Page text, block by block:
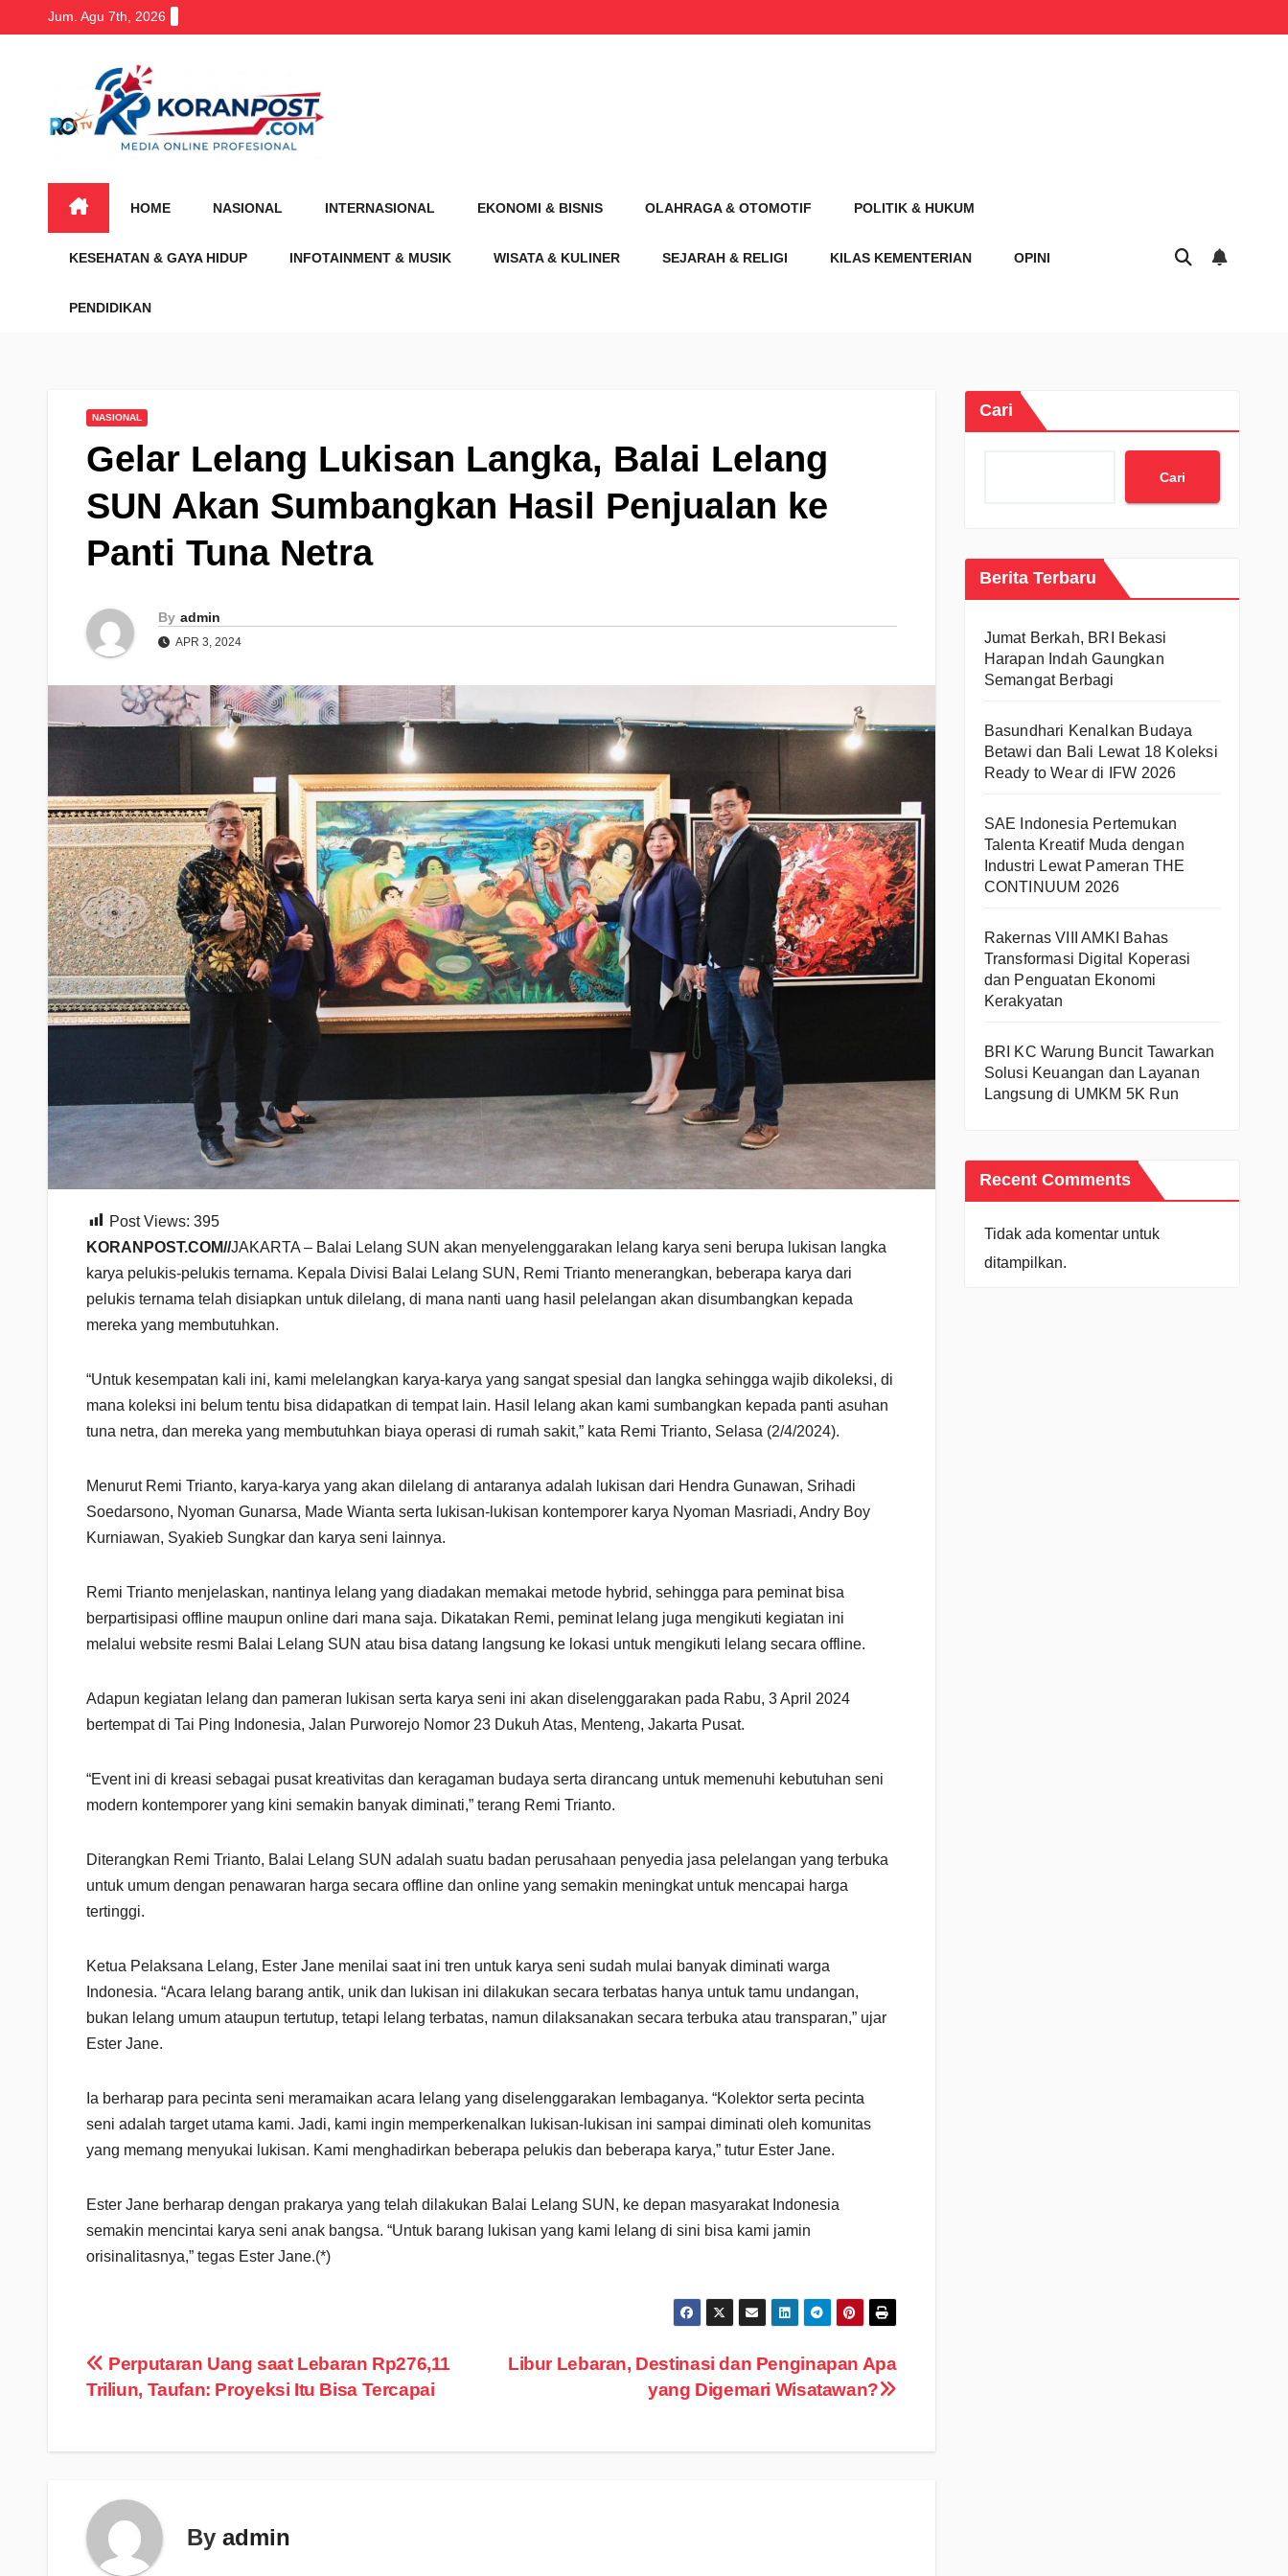
Jum. Agu 7th, 2026
HOME NASIONAL INTERNASIONAL EKONOMI & BISNIS OLAHRAGA & OTOMOTIF POLITIK & HUKUM
KESEHATAN & GAYA HIDUP INFOTAINMENT & MUSIK WISATA & KULINER SEJARAH & RELIGI KILAS KEMENTERIAN OPINI
PENDIDIKAN
NASIONAL
Gelar Lelang Lukisan Langka, Balai Lelang
SUN Akan Sumbangkan Hasil Penjualan ke
Panti Tuna Netra
By admin
APR 3, 2024
Post Views: 395
KORANPOST.COM//JAKARTA – Balai Lelang SUN akan menyelenggarakan lelang karya seni berupa lukisan langka
karya pelukis-pelukis ternama. Kepala Divisi Balai Lelang SUN, Remi Trianto menerangkan, beberapa karya dari
pelukis ternama telah disiapkan untuk dilelang, di mana nanti uang hasil pelelangan akan disumbangkan kepada
mereka yang membutuhkan.
“Untuk kesempatan kali ini, kami melelangkan karya-karya yang sangat spesial dan langka sehingga wajib dikoleksi, di
mana koleksi ini belum tentu bisa didapatkan di tempat lain. Hasil lelang akan kami sumbangkan kepada panti asuhan
tuna netra, dan mereka yang membutuhkan biaya operasi di rumah sakit,” kata Remi Trianto, Selasa (2/4/2024).
Menurut Remi Trianto, karya-karya yang akan dilelang di antaranya adalah lukisan dari Hendra Gunawan, Srihadi
Soedarsono, Nyoman Gunarsa, Made Wianta serta lukisan-lukisan kontemporer karya Nyoman Masriadi, Andry Boy
Kurniawan, Syakieb Sungkar dan karya seni lainnya.
Remi Trianto menjelaskan, nantinya lelang yang diadakan memakai metode hybrid, sehingga para peminat bisa
berpartisipasi offline maupun online dari mana saja. Dikatakan Remi, peminat lelang juga mengikuti kegiatan ini
melalui website resmi Balai Lelang SUN atau bisa datang langsung ke lokasi untuk mengikuti lelang secara offline.
Adapun kegiatan lelang dan pameran lukisan serta karya seni ini akan diselenggarakan pada Rabu, 3 April 2024
bertempat di Tai Ping Indonesia, Jalan Purworejo Nomor 23 Dukuh Atas, Menteng, Jakarta Pusat.
“Event ini di kreasi sebagai pusat kreativitas dan keragaman budaya serta dirancang untuk memenuhi kebutuhan seni
modern kontemporer yang kini semakin banyak diminati,” terang Remi Trianto.
Diterangkan Remi Trianto, Balai Lelang SUN adalah suatu badan perusahaan penyedia jasa pelelangan yang terbuka
untuk umum dengan penawaran harga secara offline dan online yang semakin meningkat untuk mencapai harga
tertinggi.
Ketua Pelaksana Lelang, Ester Jane menilai saat ini tren untuk karya seni sudah mulai banyak diminati warga
Indonesia. “Acara lelang barang antik, unik dan lukisan ini dilakukan secara terbatas hanya untuk tamu undangan,
bukan lelang umum ataupun tertutup, tetapi lelang terbatas, namun dilaksanakan secara terbuka atau transparan,” ujar
Ester Jane.
Ia berharap para pecinta seni meramaikan acara lelang yang diselenggarakan lembaganya. “Kolektor serta pecinta
seni adalah target utama kami. Jadi, kami ingin memperkenalkan lukisan-lukisan ini sampai diminati oleh komunitas
yang memang menyukai lukisan. Kami menghadirkan beberapa pelukis dan beberapa karya,” tutur Ester Jane.
Ester Jane berharap dengan prakarya yang telah dilakukan Balai Lelang SUN, ke depan masyarakat Indonesia
semakin mencintai karya seni anak bangsa. “Untuk barang lukisan yang kami lelang di sini bisa kami jamin
orisinalitasnya,” tegas Ester Jane.(*)
Navigasi
pos
Libur Lebaran, Destinasi dan Penginapan Apa
yang Digemari Wisatawan?
Perputaran Uang saat Lebaran Rp276,11
Triliun, Taufan: Proyeksi Itu Bisa Tercapai
By admin
Cari
Cari
Berita Terbaru
Jumat Berkah, BRI Bekasi
Harapan Indah Gaungkan
Semangat Berbagi
Basundhari Kenalkan Budaya
Betawi dan Bali Lewat 18 Koleksi
Ready to Wear di IFW 2026
SAE Indonesia Pertemukan
Talenta Kreatif Muda dengan
Industri Lewat Pameran THE
CONTINUUM 2026
Rakernas VIII AMKI Bahas
Transformasi Digital Koperasi
dan Penguatan Ekonomi
Kerakyatan
BRI KC Warung Buncit Tawarkan
Solusi Keuangan dan Layanan
Langsung di UMKM 5K Run
Recent Comments
Tidak ada komentar untuk
ditampilkan.